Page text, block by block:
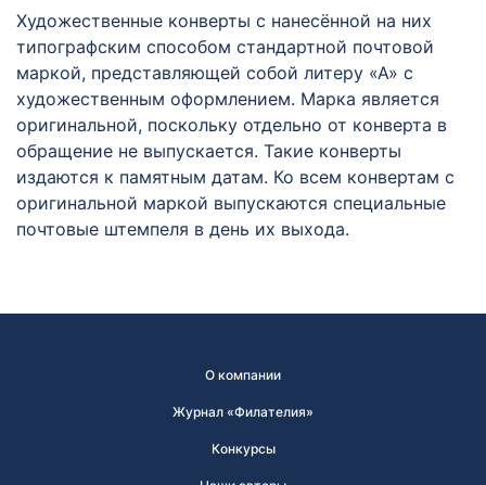
Художественные конверты с нанесённой на них
типографским способом стандартной почтовой
маркой, представляющей собой литеру «А» с
художественным оформлением. Марка является
оригинальной, поскольку отдельно от конверта в
обращение не выпускается. Такие конверты
издаются к памятным датам. Ко всем конвертам с
оригинальной маркой выпускаются специальные
почтовые штемпеля в день их выхода.
О компании
Журнал «Филателия»
Конкурсы